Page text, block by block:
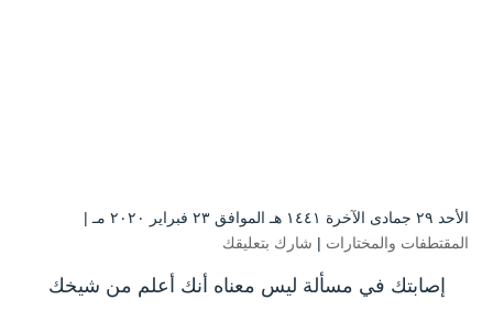
الأحد ۲۹ جمادى الآخرة ۱٤٤۱ هـ الموافق ۲۳ فبراير ۲۰۲۰ مـ |
المقتطفات والمختارات | شارك بتعليقك
إصابتك في مسألة ليس معناه أنك أعلم من شيخك